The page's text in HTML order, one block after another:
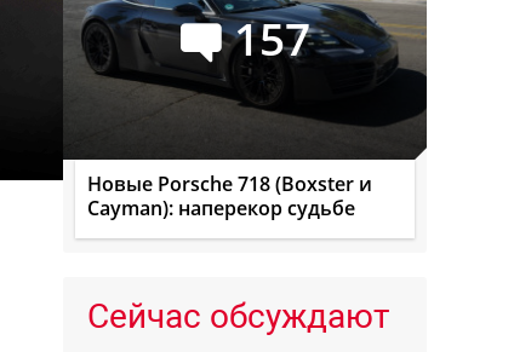
157
Новые Porsche 718 (Boxster и
Cayman): наперекор судьбе
Сейчас обсуждают